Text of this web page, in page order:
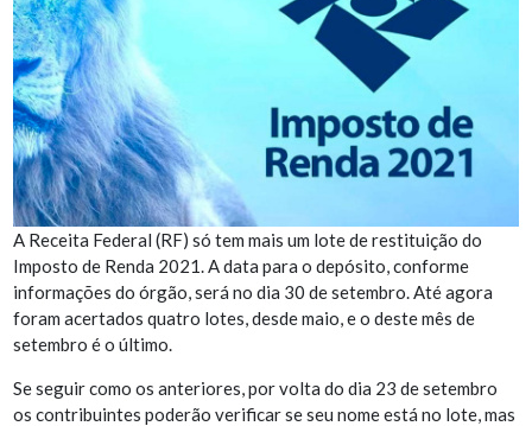
A Receita Federal (RF) só tem mais um lote de restituição do
Imposto de Renda 2021. A data para o depósito, conforme
informações do órgão, será no dia 30 de setembro. Até agora
foram acertados quatro lotes, desde maio, e o deste mês de
setembro é o último.
Se seguir como os anteriores, por volta do dia 23 de setembro
os contribuintes poderão verificar se seu nome está no lote, mas